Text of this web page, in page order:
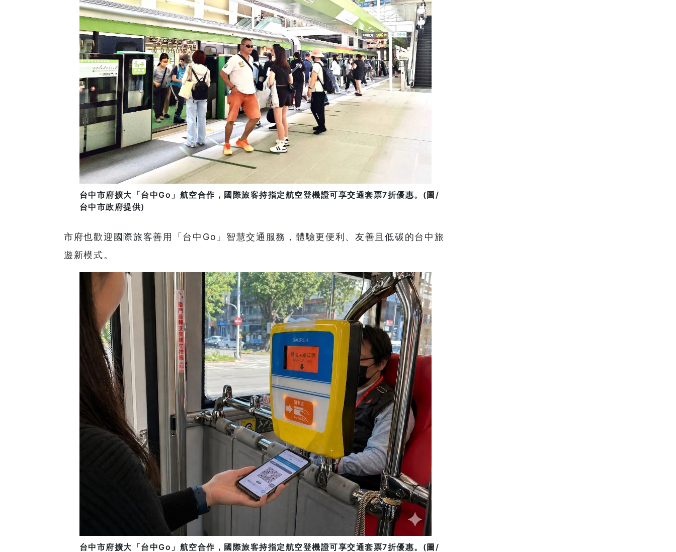
台中市府擴大「台中Go」航空合作，國際旅客持指定航空登機證可享交通套票7折優惠。(圖/
台中市政府提供)
市府也歡迎國際旅客善用「台中Go」智慧交通服務，體驗更便利、友善且低碳的台中旅
遊新模式。
台中市府擴大「台中Go」航空合作，國際旅客持指定航空登機證可享交通套票7折優惠。(圖/